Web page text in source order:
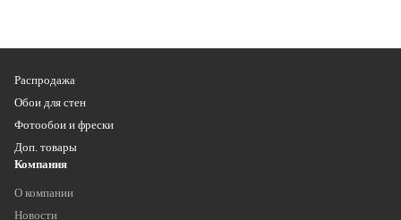
Распродажа
Обои для стен
Фотообои и фрески
Доп. товары
Компания
О компании
Новости